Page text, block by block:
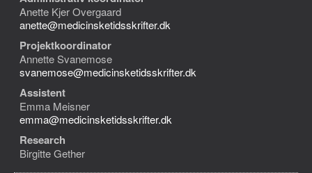
Anette Kjer Overgaard
anette@medicinsketidsskrifter.dk
Projektkoordinator
Annette Svanemose
svanemose@medicinsketidsskrifter.dk
Assistent
Emma Meisner
emma@medicinsketidsskrifter.dk
Research
Birgitte Gether